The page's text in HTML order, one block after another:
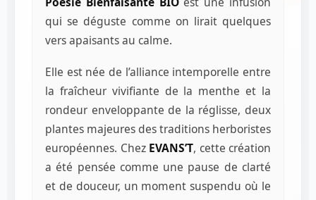
qui se déguste comme on lirait quelques
vers apaisants au calme.
Elle est née de l’alliance intemporelle entre
la fraîcheur vivifiante de la menthe et la
rondeur enveloppante de la réglisse, deux
plantes majeures des traditions herboristes
européennes. ChezEVANS’T, cette création
a été pensée comme une pause de clarté
et de douceur, un moment suspendu où le